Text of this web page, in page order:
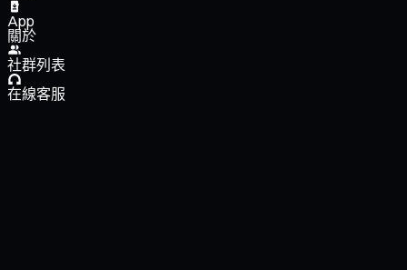
App
關於
社群列表
在線客服